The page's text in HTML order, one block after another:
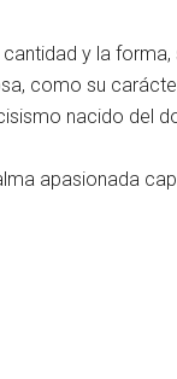
y la
como su
nacido del
apasionada